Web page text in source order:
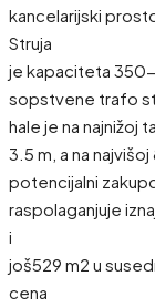
kancelarijski
Struja
je kapaciteta
sopstvene trafo
hale je na najnižoj
3.5 m, a na
potencijalni
raspolaganjuje
i
još529 m2 u
cena